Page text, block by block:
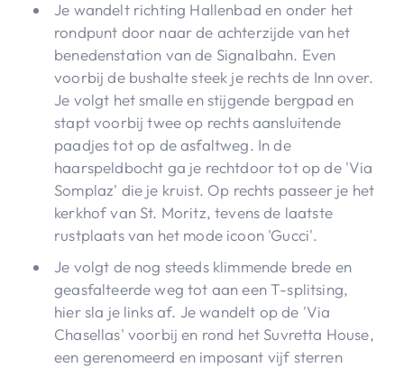
Je wandelt richting Hallenbad en onder het
rondpunt door naar de achterzijde van het
benedenstation van de Signalbahn. Even
voorbij de bushalte steek je rechts de Inn over.
Je volgt het smalle en stijgende bergpad en
stapt voorbij twee op rechts aansluitende
paadjes tot op de asfaltweg. In de
haarspeldbocht ga je rechtdoor tot op de 'Via
Somplaz' die je kruist. Op rechts passeer je het
kerkhof van St. Moritz, tevens de laatste
rustplaats van het mode icoon 'Gucci'.
Je volgt de nog steeds klimmende brede en
geasfalteerde weg tot aan een T-splitsing,
hier sla je links af. Je wandelt op de 'Via
Chasellas' voorbij en rond het Suvretta House,
een gerenomeerd en imposant vijf sterren